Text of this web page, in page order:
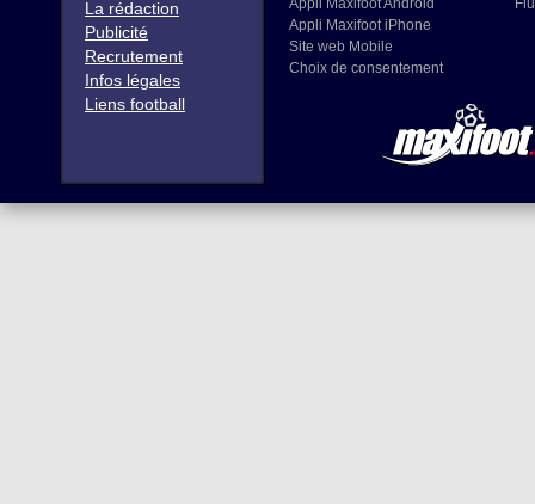
La rédaction
Publicité
Recrutement
Infos légales
Liens football
Appli Maxifoot Android
Appli Maxifoot iPhone
Site web Mobile
Choix de consentement